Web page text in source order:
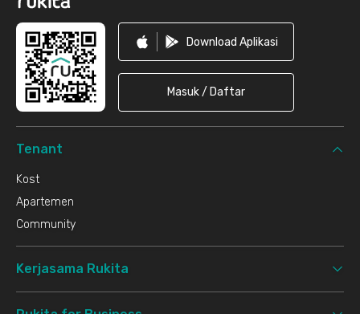
Download Aplikasi
Masuk / Daftar
Tenant
Kost
Apartemen
Community
Kerjasama Rukita